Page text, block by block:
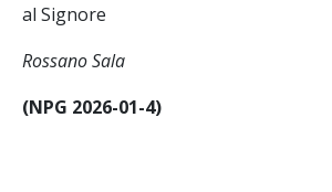
al Signore
Rossano Sala
(NPG 2026-01-4)